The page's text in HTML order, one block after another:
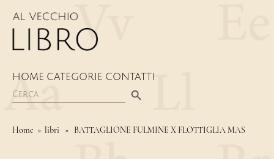
HOME CATEGORIE CONTATTI
Search
for:
Home » libri » BATTAGLIONE FULMINE X FLOTTIGLIA MAS